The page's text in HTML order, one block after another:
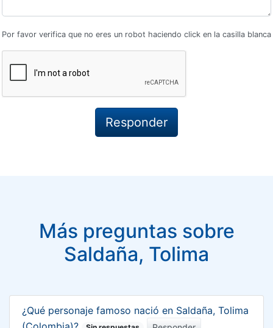
Por favor verifica que no eres un robot haciendo click en la casilla blanca
Más preguntas sobre
Saldaña, Tolima
¿Qué personaje famoso nació en Saldaña, Tolima